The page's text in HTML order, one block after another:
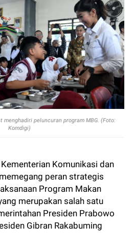
menghadiri peluncuran program MBG. (Foto:
Komdigi)
Kementerian Komunikasi dan
peran strategis
Program Makan
merupakan salah satu
Presiden Prabowo
Gibran Rakabuming